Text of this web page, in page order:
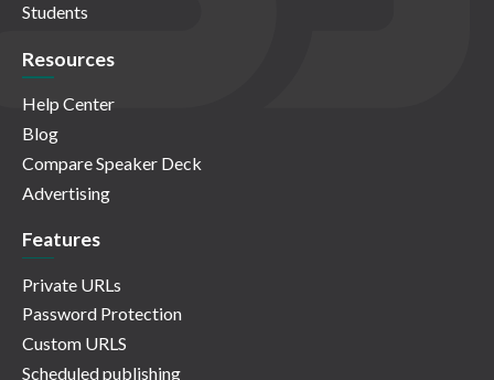
Students
Resources
Help Center
Blog
Compare Speaker Deck
Advertising
Features
Private URLs
Password Protection
Custom URLS
Scheduled publishing